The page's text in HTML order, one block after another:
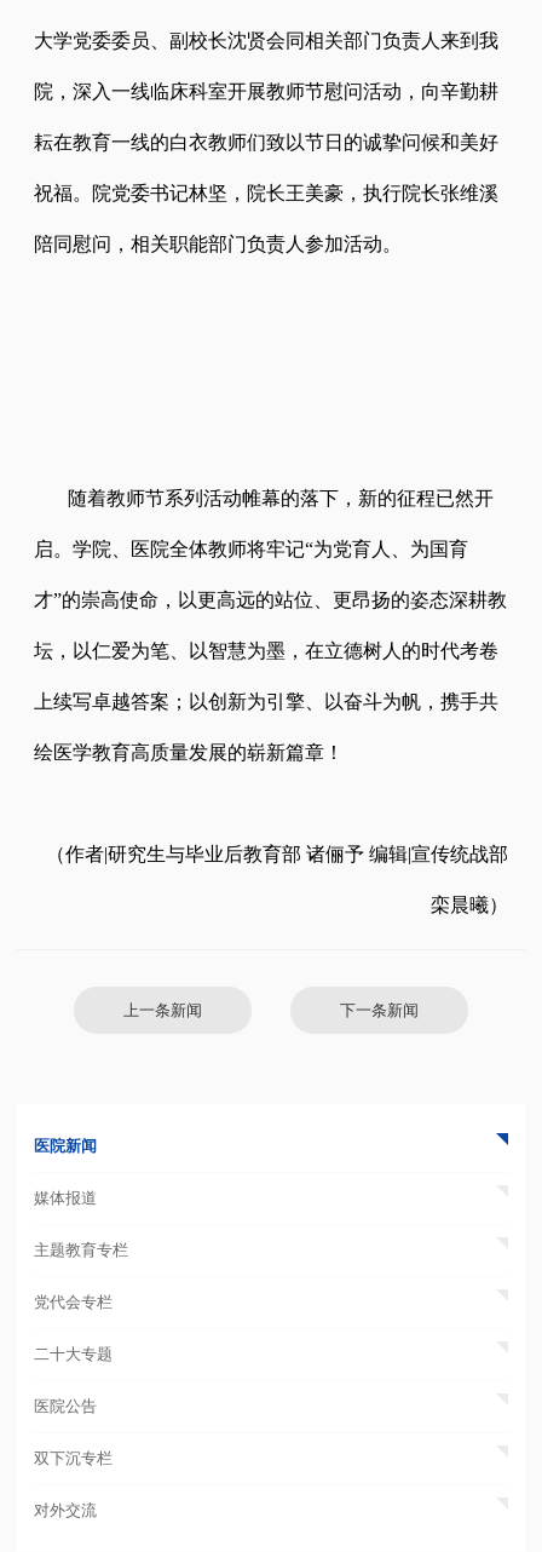
大学党委委员、副校长沈贤会同相关部门负责人来到我
院，深入一线临床科室开展教师节慰问活动，向辛勤耕
耘在教育一线的白衣教师们致以节日的诚挚问候和美好
祝福。院党委书记林坚，院长王美豪，执行院长张维溪
陪同慰问，相关职能部门负责人参加活动。
随着教师节系列活动帷幕的落下，新的征程已然开
启。学院、医院全体教师将牢记“为党育人、为国育
才”的崇高使命，以更高远的站位、更昂扬的姿态深耕教
坛，以仁爱为笔、以智慧为墨，在立德树人的时代考卷
上续写卓越答案；以创新为引擎、以奋斗为帆，携手共
绘医学教育高质量发展的崭新篇章！
（作者|研究生与毕业后教育部 诸俪予 编辑|宣传统战部
栾晨曦）
上一条新闻 下一条新闻
医院新闻
媒体报道
主题教育专栏
党代会专栏
二十大专题
医院公告
双下沉专栏
对外交流